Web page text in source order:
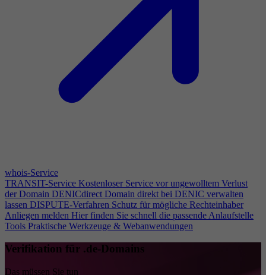
whois-Service
TRANSIT-Service Kostenloser Service vor ungewolltem Verlust
der Domain DENICdirect Domain direkt bei DENIC verwalten
lassen DISPUTE-Verfahren Schutz für mögliche Rechteinhaber
Anliegen melden Hier finden Sie schnell die passende Anlaufstelle
Tools Praktische Werkzeuge & Webanwendungen
Verifikation für .de-Domains
Das müssen Sie tun